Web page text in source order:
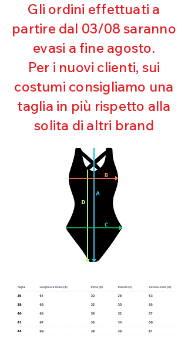
Resistente al pilling
Eccellente protezione dai raggi
UV
Ottima copertura
Ultra cloro resistente
Mantenimento della forma
Perfetta vestibilità
Asciugatura rapida
Bielastico
Gli ordini effettuati a
partire dal 03/08 saranno
evasi a fine agosto.
Per i nuovi clienti, sui
costumi consigliamo una
taglia in più rispetto alla
solita di altri brand